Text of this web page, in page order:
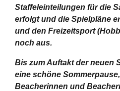
Staffeleinteilungen für die
erfolgt und die Spielpläne
und den Freizeitsport
noch aus.
Bis zum Auftakt der neuen
eine schöne
Beacherinnen und